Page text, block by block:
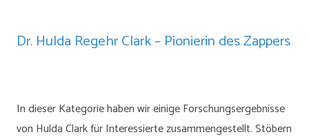
Dr. Hulda Regehr Clark – Pionierin des Zappers
In dieser Kategorie haben wir einige Forschungsergebnisse
von Hulda Clark für Interessierte zusammengestellt. Stöbern